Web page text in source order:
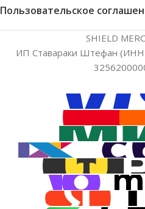
Пользовательское
SHIELD
ИП Ставараки Штефан